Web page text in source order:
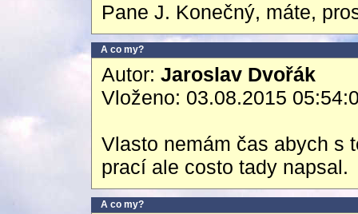
Pane J. Konečný, máte,
A co my?
Autor: Jaroslav Dvořák
Vloženo: 03.08.2015
Vlasto nemám čas abych s
prací ale costo tady napsal.
A co my?